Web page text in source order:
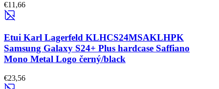
€11,66
Etui Karl Lagerfeld KLHCS24MSAKLHPK
Samsung Galaxy S24+ Plus hardcase Saffiano
Mono Metal Logo černý/black
€23,56